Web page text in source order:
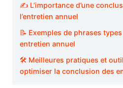
✍️ L’importance d’une
l’entretien annuel
📝 Exemples de phrases
entretien annuel
🛠️ Meilleures pratiques et
optimiser la conclusion des